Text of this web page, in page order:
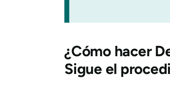
¿Cómo hacer
Sigue el